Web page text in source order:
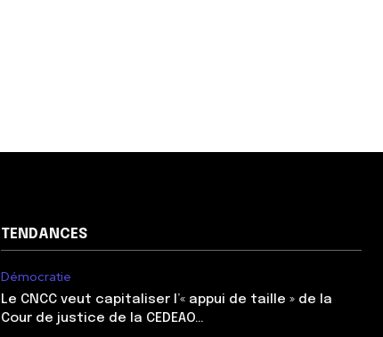
TENDANCES
Démocratie
Le CNCC veut capitaliser l’« appui de taille » de la
Cour de justice de la CEDEAO…